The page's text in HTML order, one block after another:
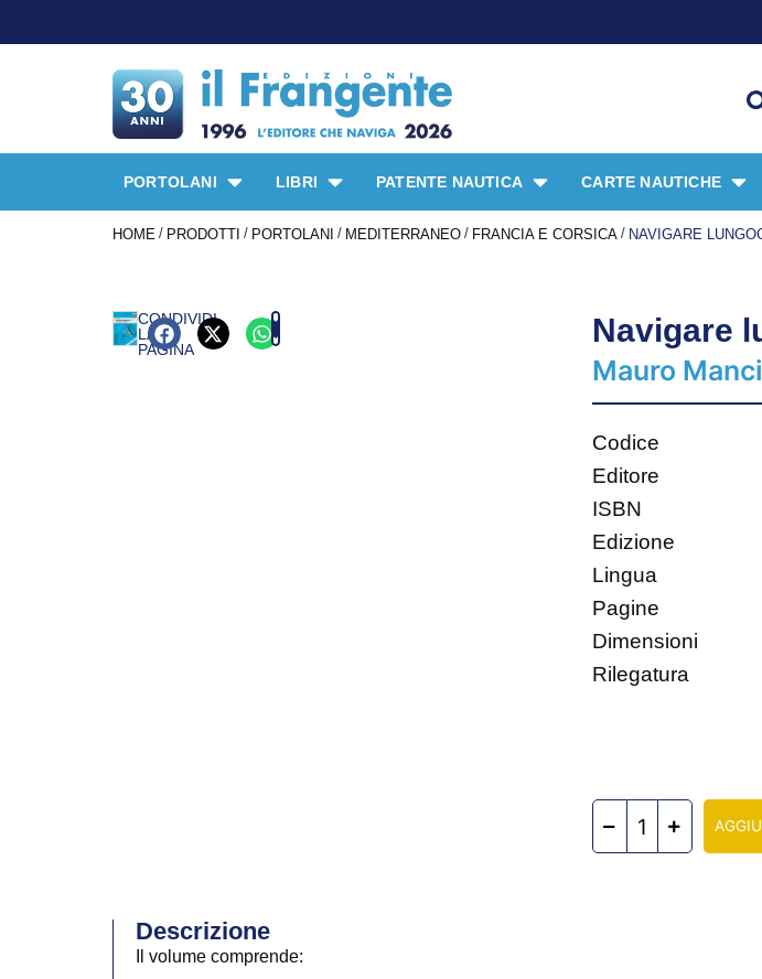
PORTOLANI LIBRI PATENTE NAUTICA CARTE NAUTICHE
HOME / PRODOTTI / PORTOLANI / MEDITERRANEO / FRANCIA E CORSICA / NAVIGARE
CONDIVIDI
LA
PAGINA
Navigare
Mauro
Codice
Editore
ISBN
Edizione
Lingua
Pagine
Dimensioni
Rilegatura
Descrizione
Il volume comprende: